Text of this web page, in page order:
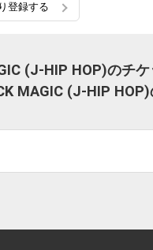
登録する
(J-HIP HOP)のチケ
MAGIC (J-HIP